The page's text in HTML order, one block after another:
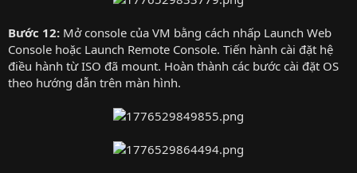
Bước 12: Mở console của VM bằng cách nhấp Launch Web
Console hoặc Launch Remote Console. Tiến hành cài đặt hệ
điều hành từ ISO đã mount. Hoàn thành các bước cài đặt OS
theo hướng dẫn trên màn hình.